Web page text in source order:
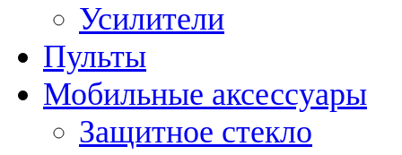
Усилители
Пульты
Мобильные аксессуары
Защитное стекло